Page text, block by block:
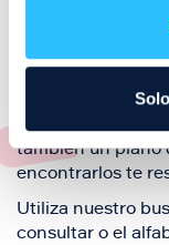
también de
podrás encontrar
cada una de
también un plano
encontrarlos te
Utiliza nuestro
consultar o el